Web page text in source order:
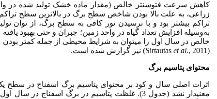
کاهش سرعت فتوسنتز خالص (مقدار ماده خشک تولید شده در
تراکم بیشتر بود و با نرسیدن نور کافی به سطح برگ، از
خالص در سال اول را می­توان به شرایط محیطی از جمله کمتر بودن
(Sirtautas
et al., 2011) نیز گزارش شده ­است.
محتوای پتاسیم برگ
اثرات اصلی سال و کود بر محتوای پتاسیم برگ اسفناج در سطح